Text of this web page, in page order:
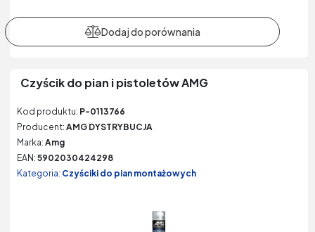
Czyścik do pian i pistoletów AMG
Kod produktu: P-0113766
Producent: AMG DYSTRYBUCJA
Marka: Amg
EAN: 5902030424298
Kategoria: Czyściki do pian montażowych